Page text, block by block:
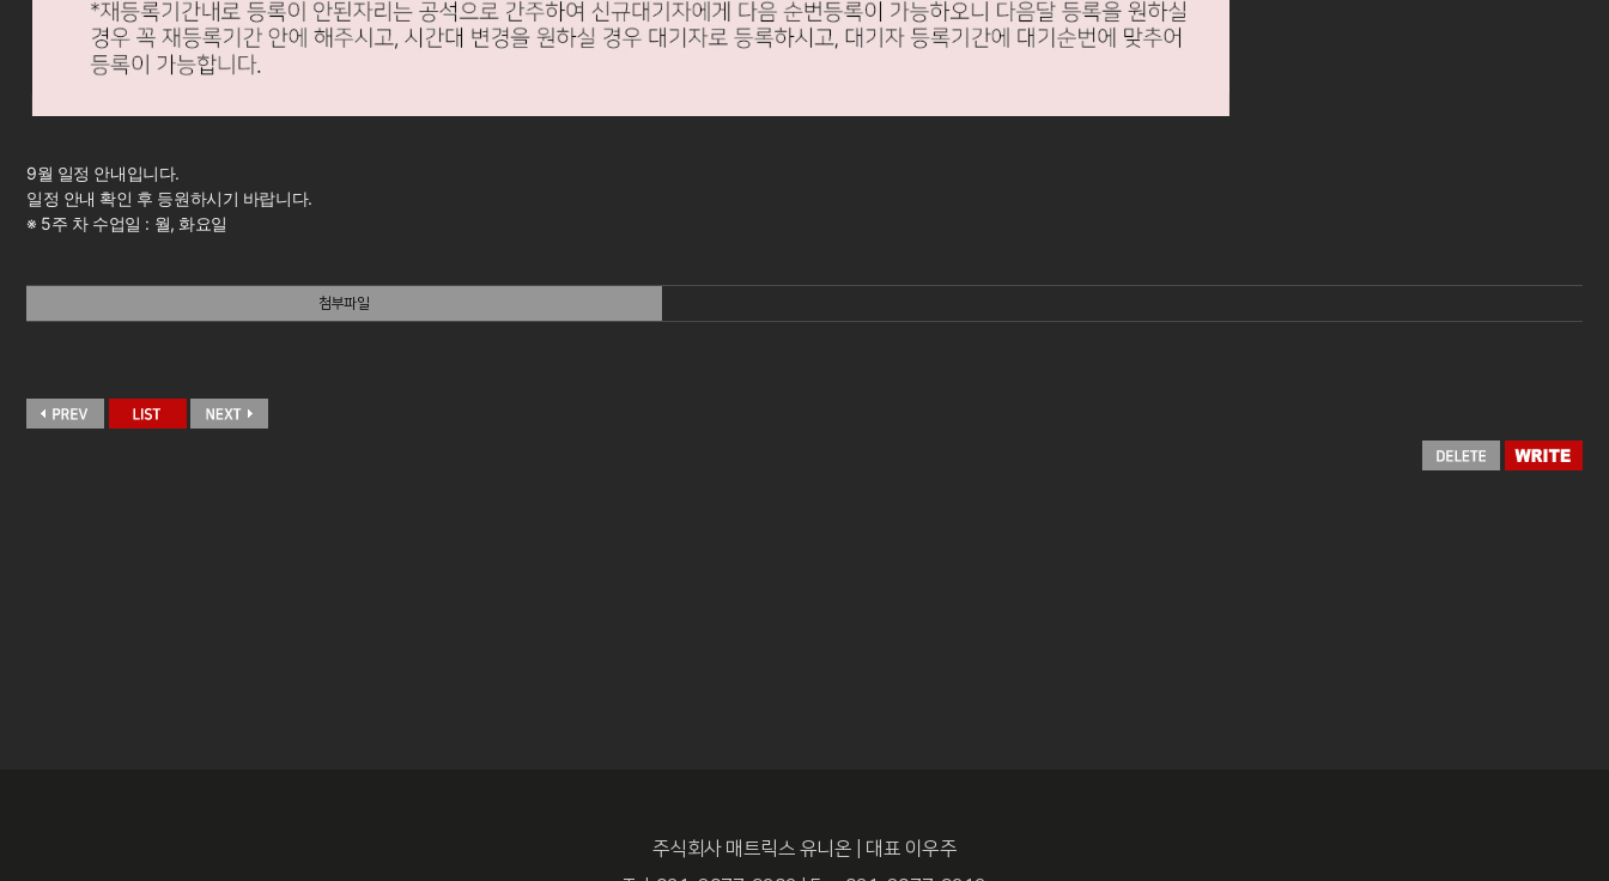
9월 일정 안내입니다.
일정 안내 확인 후 등원하시기 바랍니다.
※ 5주 차 수업일 : 월, 화요일
첨부파일
주식회사 매트릭스 유니온 | 대표 이우주